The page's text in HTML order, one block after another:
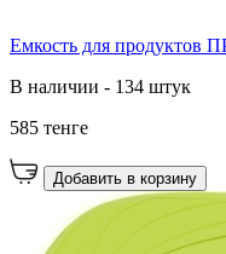
Емкость для
В наличии - 134 штук
585 тенге
Добавить в корзину